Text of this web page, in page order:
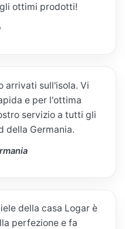
ottimi prodotti!
arrivati sull'isola. Vi
e per l'ottima
servizio a tutti gli
della Germania.
della casa Logar è
perfezione e fa